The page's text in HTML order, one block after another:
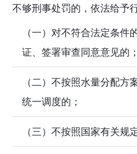
不够刑事处罚的，依法给予
（一）对不符合法定条
证、签署审查同意意见的；
（二）不按照水量分配
统一调度的；
（三）不按照国家有关规